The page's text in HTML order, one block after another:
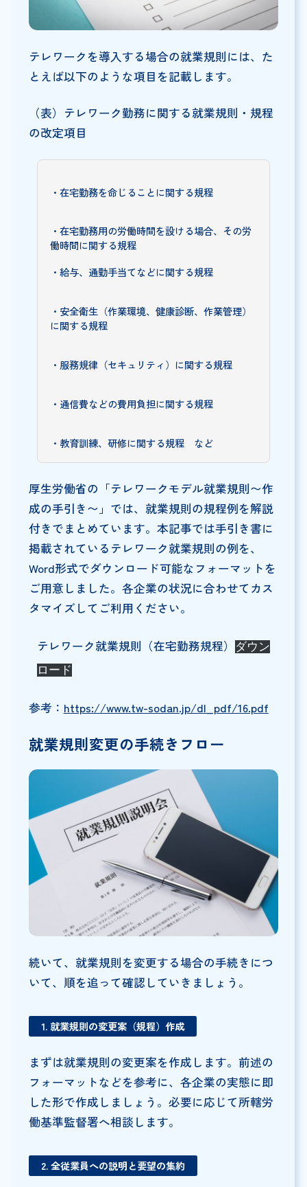
テレワークを導入する場合の就業規則には、た
とえば以下のような項目を記載します。
（表）テレワーク勤務に関する就業規則・規程
の改定項目
・在宅勤務を命じることに関する規程
・在宅勤務用の労働時間を設ける場合、その労
働時間に関する規程
・給与、通勤手当てなどに関する規程
・安全衛生（作業環境、健康診断、作業管理）
に関する規程
・服務規律（セキュリティ）に関する規程
・通信費などの費用負担に関する規程
・教育訓練、研修に関する規程 など
厚生労働省の「テレワークモデル就業規則〜作
成の手引き〜」では、就業規則の規程例を解説
付きでまとめています。本記事では手引き書に
掲載されているテレワーク就業規則の例を、
Word形式でダウンロード可能なフォーマットを
ご用意しました。各企業の状況に合わせてカス
タマイズしてご利用ください。
テレワーク就業規則（在宅勤務規程）
ダウン
ロード
参考： https://www.tw-sodan.jp/dl_pdf/16.pdf
就業規則変更の手続きフロー
続いて、就業規則を変更する場合の手続きにつ
いて、順を追って確認していきましょう。
1. 就業規則の変更案（規程）作成
まずは就業規則の変更案を作成します。前述の
フォーマットなどを参考に、各企業の実態に即
した形で作成しましょう。必要に応じて所轄労
働基準監督署へ相談します。
2. 全従業員への説明と要望の集約